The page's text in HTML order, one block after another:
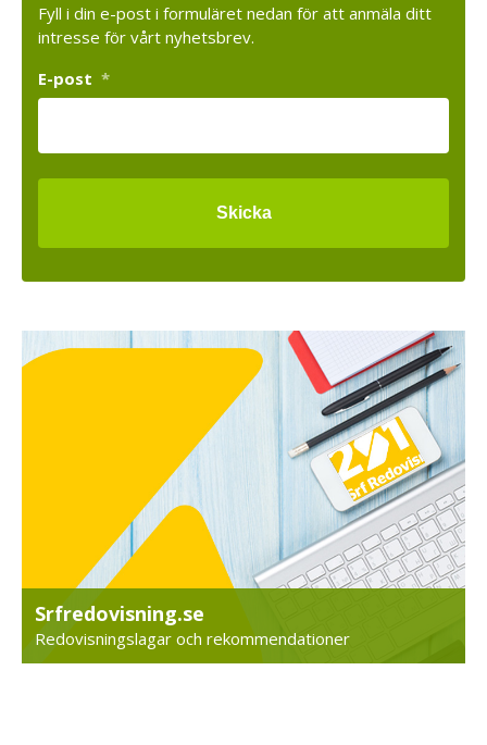
Fyll i din e-post i formuläret nedan för att anmäla ditt
intresse för vårt nyhetsbrev.
E-post *
Srfredovisning.se
Redovisningslagar och rekommendationer